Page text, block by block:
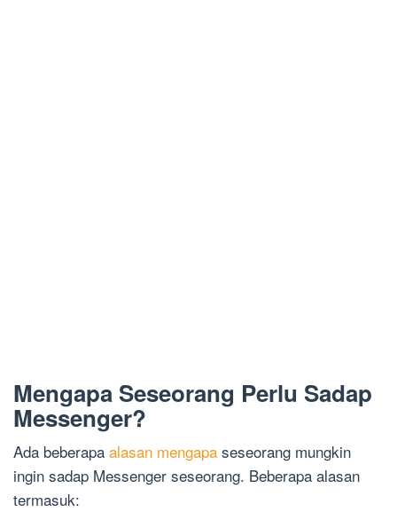
Mengapa Seseorang Perlu Sadap
Messenger?
Ada beberapa alasan mengapa seseorang mungkin
ingin sadap Messenger seseorang. Beberapa alasan
termasuk: